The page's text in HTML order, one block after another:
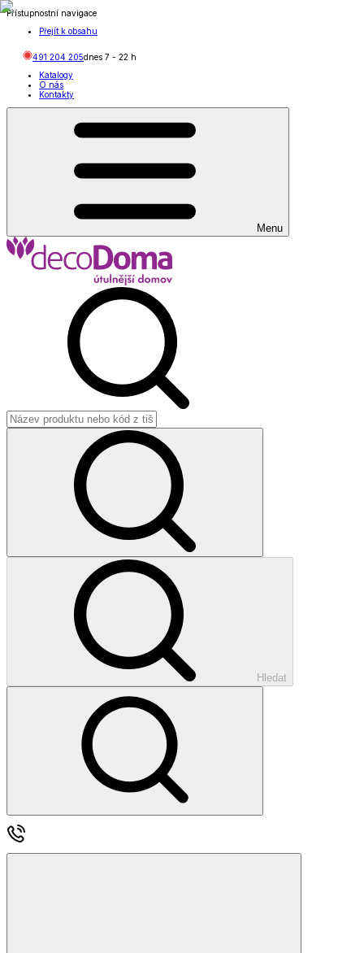
Přístupnostní navigace
Přejít k obsahu
491 204 205dnes 7 - 22 h
Katalogy
O nás
Kontakty
Menu
Hledat